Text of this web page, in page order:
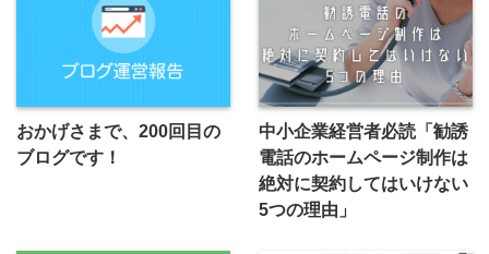
おかげさまで、200回目の
ブログです！
中小企業経営者必読「勧誘
電話のホームページ制作は
絶対に契約してはいけない
5つの理由」